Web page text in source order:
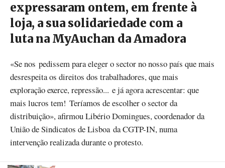
expressaram ontem, em frente à
loja, a sua solidariedade com a
luta na MyAuchan da Amadora
«Se nos pedissem para eleger o sector no nosso país que mais
desrespeita os direitos dos trabalhadores, que mais
exploração exerce, repressão... e já agora acrescentar: que
mais lucros tem! Teríamos de escolher o sector da
distribuição», afirmou Libério Domingues, coordenador da
União de Sindicatos de Lisboa da CGTP-IN, numa
intervenção realizada durante o protesto.